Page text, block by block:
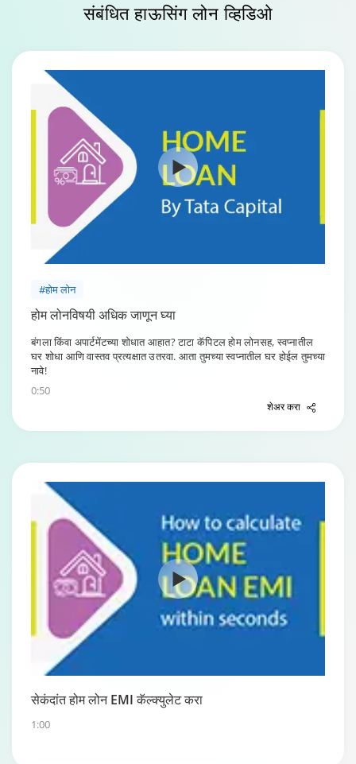
संबंधित हाऊसिंग लोनव्हिडिओ
#होम लोन
होम लोनविषयी अधिक जाणून घ्या
बंगला किंवा अपार्टमेंटच्या शोधात आहात? टाटा कॅपिटल होम लोनसह, स्वप्नातील
घर शोधा आणि वास्तव प्रत्यक्षात उतरवा. आता तुमच्या स्वप्नातील घर होईल तुमच्या
नावे!
0:50
शेअर करा
सेकंदांत होम लोन EMI कॅल्क्युलेट करा
1:00